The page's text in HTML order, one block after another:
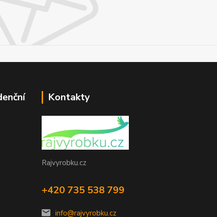
Kontakty
Rajvyrobku.cz
+420 735 538 799
info@rajvyrobku.cz